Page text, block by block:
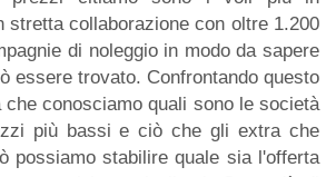
stretta collaborazione con oltre 1.200
di noleggio in modo da sapere
essere trovato. Confrontando questo
conosciamo quali sono le società
più bassi e ciò che gli extra che
possiamo stabilire quale sia l'offerta